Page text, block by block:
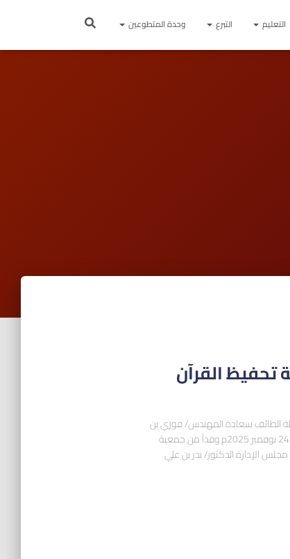
التعليم التبرع وحدة المتطوعين
القرآن
الطائف سعادة المهندس/ فوزي بن
عليوي الجعيد يوم الاثنين 3 جمادى الآخرة 1447هـ الموافق 24 نوفمبر 2025م وفداً من جمعية
الإدارة الدكتور/ بدر بن علي